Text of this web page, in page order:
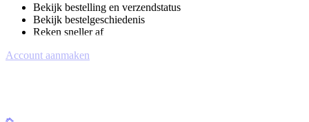
Bekijk bestelling en verzendstatus
Bekijk bestelgeschiedenis
Reken sneller af
Account aanmaken